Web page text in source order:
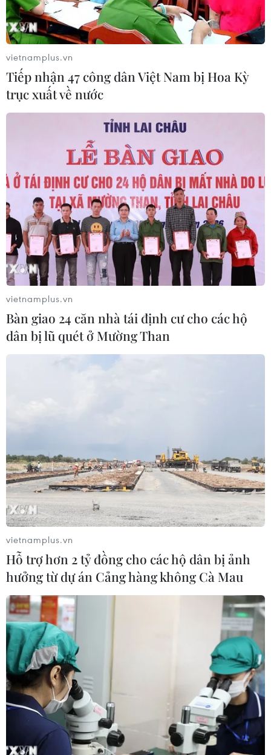
vietnamplus.vn
Tiếp nhận 47 công dân Việt Nam bị Hoa Kỳ
trục xuất về nước
vietnamplus.vn
Bàn giao 24 căn nhà tái định cư cho các hộ
dân bị lũ quét ở Mường Than
vietnamplus.vn
Hỗ trợ hơn 2 tỷ đồng cho các hộ dân bị ảnh
hưởng từ dự án Cảng hàng không Cà Mau